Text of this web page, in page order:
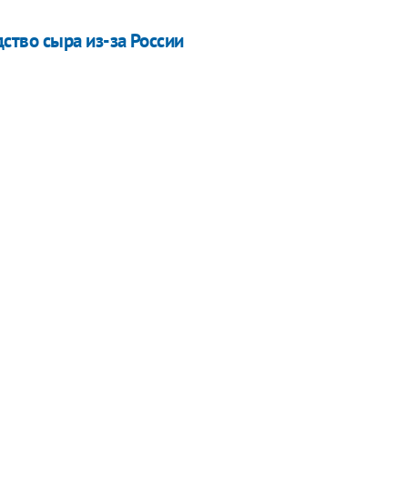
сыра из-за России